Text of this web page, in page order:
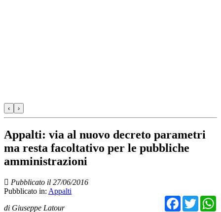
‹ ›
Appalti: via al nuovo decreto parametri
ma resta facoltativo per le pubbliche
amministrazioni
Pubblicato il 27/06/2016
Pubblicato in: Appalti
di Giuseppe Latour